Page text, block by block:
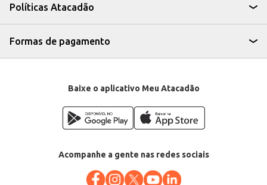
Políticas Atacadão
Formas de pagamento
Baixe o aplicativo Meu Atacadão
Acompanhe a gente nas redes sociais